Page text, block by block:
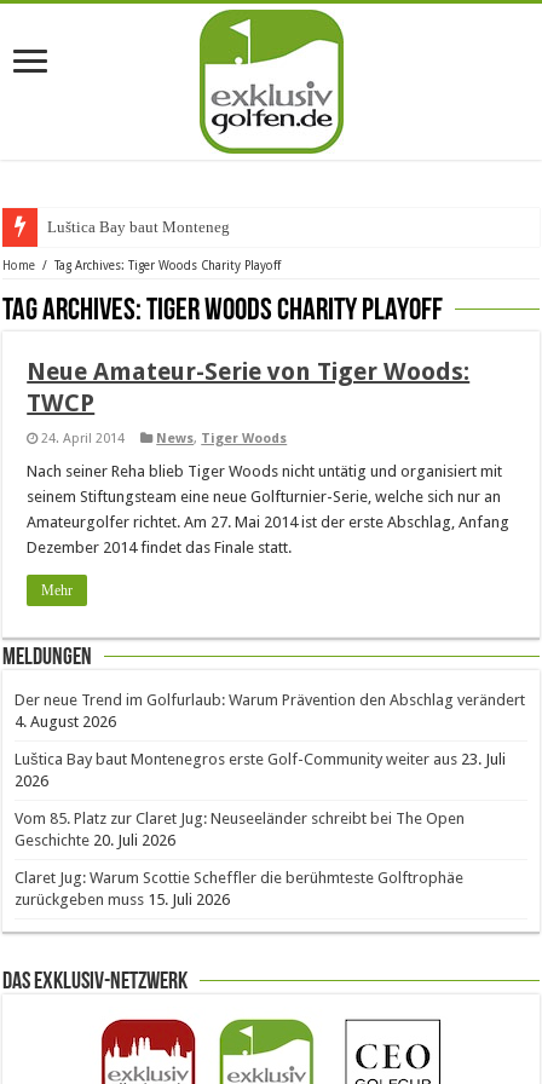
Luštica Bay baut Montenegros
Home / Tag Archives: Tiger Woods Charity Playoff
Tag Archives:Tiger Woods Charity Playoff
Neue Amateur-Serie von Tiger Woods:
TWCP
24. April 2014 News, Tiger Woods
Nach seiner Reha blieb Tiger Woods nicht untätig und organisiert mit
seinem Stiftungsteam eine neue Golfturnier-Serie, welche sich nur an
Amateurgolfer richtet. Am 27. Mai 2014 ist der erste Abschlag, Anfang
Dezember 2014 findet das Finale statt.
Mehr
Meldungen
Der neue Trend im Golfurlaub: Warum Prävention den Abschlag verändert
4. August 2026
Luštica Bay baut Montenegros erste Golf-Community weiter aus 23. Juli
2026
Vom 85. Platz zur Claret Jug: Neuseeländer schreibt bei The Open
Geschichte 20. Juli 2026
Claret Jug: Warum Scottie Scheffler die berühmteste Golftrophäe
zurückgeben muss 15. Juli 2026
Das Exklusiv-Netzwerk